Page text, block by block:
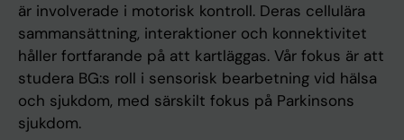
är involverade i motorisk kontroll. Deras cellulära
sammansättning, interaktioner och konnektivitet
håller fortfarande på att kartläggas. Vår fokus är att
studera BG:s roll i sensorisk bearbetning vid hälsa
och sjukdom, med särskilt fokus på Parkinsons
sjukdom.